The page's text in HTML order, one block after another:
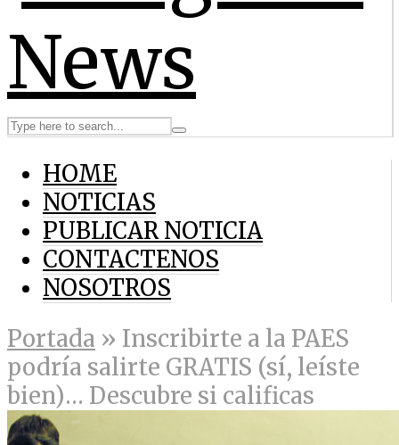
HOME
NOTICIAS
PUBLICAR NOTICIA
CONTACTENOS
NOSOTROS
Portada » Inscribirte a la PAES
podría salirte GRATIS (sí, leíste
bien)… Descubre si calificas